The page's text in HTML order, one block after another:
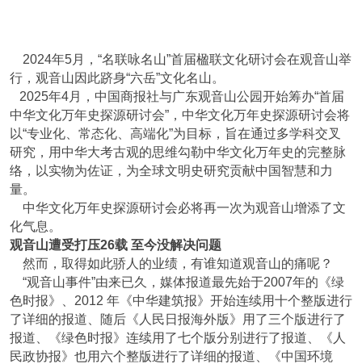
2024年5月，“名联咏名山”首届楹联文化研讨会在观音山举
行，观音山因此跻身“六岳”文化名山。
2025年4月，中国商报社与广东观音山公园开始筹办“首届
中华文化万年史探源研讨会”，中华文化万年史探源研讨会将
以“专业化、常态化、高端化”为目标，旨在通过多学科交叉
研究，用中华大考古观的思维勾勒中华文化万年史的完整脉
络，以实物为佐证，为全球文明史研究贡献中国智慧和力
量。
中华文化万年史探源研讨会必将再一次为观音山增添了文
化气息。
观音山遭受打压26载 至今没解决问题
然而，取得如此骄人的业绩，有谁知道观音山的痛呢？
“观音山事件”由来已久，媒体报道最先始于2007年的《绿
色时报》、2012 年《中华建筑报》开始连续用十个整版进行
了详细的报道、随后《人民日报海外版》用了三个版进行了
报道、《绿色时报》连续用了七个版分别进行了报道、《人
民政协报》也用六个整版进行了详细的报道、《中国环境